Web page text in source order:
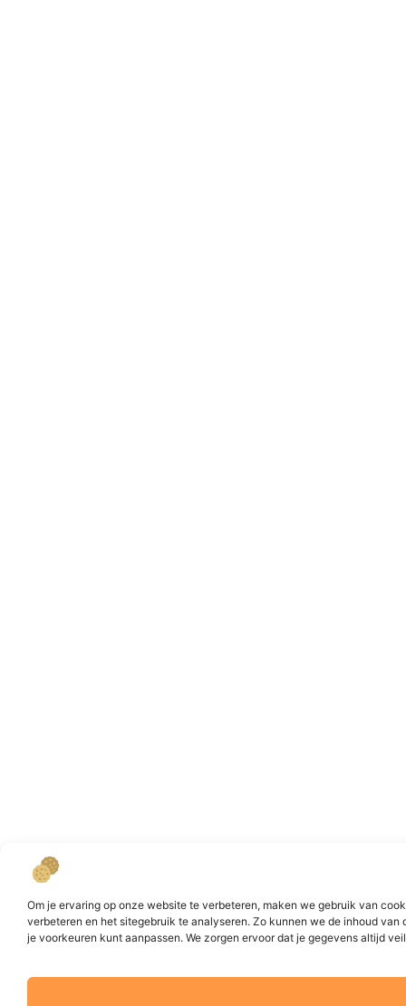
Om je ervaring op onze website te verbeteren, maken we gebruik van
verbeteren en het sitegebruik te analyseren. Zo kunnen we de inhoud
je voorkeuren kunt aanpassen. We zorgen ervoor dat je gegevens altijd